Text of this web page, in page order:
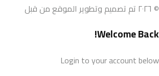
© ٢٠٢٦ تم تصميم وتطوير الموقع من قبل
Welcome Back!
Login to your account below